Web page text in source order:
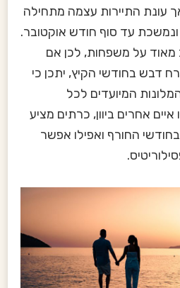
עונת התיירות עצמה מתחילה
עד סוף חודש אוקטובר.
מאוד על משפחות, לכן אם
דבש בחודשי הקיץ, יתכן כי
המיועדים לכל
אחרים ביוון, כרתים מציע
החורף ואפילו אפשר